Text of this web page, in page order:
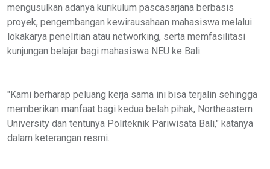
mengusulkan adanya kurikulum pascasarjana berbasis
proyek, pengembangan kewirausahaan mahasiswa melalui
lokakarya penelitian atau networking, serta memfasilitasi
kunjungan belajar bagi mahasiswa NEU ke Bali.
"Kami berharap peluang kerja sama ini bisa terjalin sehingga
memberikan manfaat bagi kedua belah pihak, Northeastern
University dan tentunya Politeknik Pariwisata Bali," katanya
dalam keterangan resmi.